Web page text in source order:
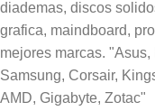
diademas, discos
grafica, maindboard,
mejores marcas. "Asus,
Samsung, Corsair,
AMD, Gigabyte, Zotac"